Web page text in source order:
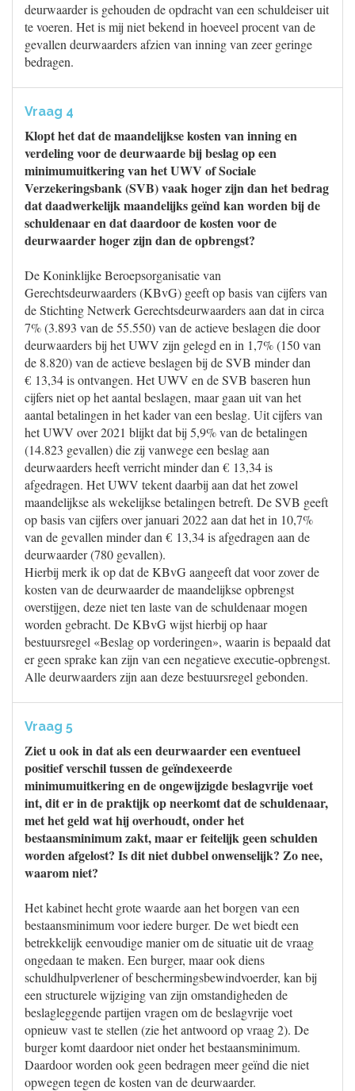
deurwaarder is gehouden de opdracht van een schuldeiser uit
te voeren. Het is mij niet bekend in hoeveel procent van de
gevallen deurwaarders afzien van inning van zeer geringe
bedragen.
Vraag 4
Klopt het dat de maandelijkse kosten van inning en
verdeling voor de deurwaarde bij beslag op een
minimumuitkering van het UWV of Sociale
Verzekeringsbank (SVB) vaak hoger zijn dan het bedrag
dat daadwerkelijk maandelijks geïnd kan worden bij de
schuldenaar en dat daardoor de kosten voor de
deurwaarder hoger zijn dan de opbrengst?
De Koninklijke Beroepsorganisatie van
Gerechtsdeurwaarders (KBvG) geeft op basis van cijfers van
de Stichting Netwerk Gerechtsdeurwaarders aan dat in circa
7% (3.893 van de 55.550) van de actieve beslagen die door
deurwaarders bij het UWV zijn gelegd en in 1,7% (150 van
de 8.820) van de actieve beslagen bij de SVB minder dan
€ 13,34 is ontvangen. Het UWV en de SVB baseren hun
cijfers niet op het aantal beslagen, maar gaan uit van het
aantal betalingen in het kader van een beslag. Uit cijfers van
het UWV over 2021 blijkt dat bij 5,9% van de betalingen
(14.823 gevallen) die zij vanwege een beslag aan
deurwaarders heeft verricht minder dan € 13,34 is
afgedragen. Het UWV tekent daarbij aan dat het zowel
maandelijkse als wekelijkse betalingen betreft. De SVB geeft
op basis van cijfers over januari 2022 aan dat het in 10,7%
van de gevallen minder dan € 13,34 is afgedragen aan de
deurwaarder (780 gevallen).
Hierbij merk ik op dat de KBvG aangeeft dat voor zover de
kosten van de deurwaarder de maandelijkse opbrengst
overstijgen, deze niet ten laste van de schuldenaar mogen
worden gebracht. De KBvG wijst hierbij op haar
bestuursregel «Beslag op vorderingen», waarin is bepaald dat
er geen sprake kan zijn van een negatieve executie-opbrengst.
Alle deurwaarders zijn aan deze bestuursregel gebonden.
Vraag 5
Ziet u ook in dat als een deurwaarder een eventueel
positief verschil tussen de geïndexeerde
minimumuitkering en de ongewijzigde beslagvrije voet
int, dit er in de praktijk op neerkomt dat de schuldenaar,
met het geld wat hij overhoudt, onder het
bestaansminimum zakt, maar er feitelijk geen schulden
worden afgelost? Is dit niet dubbel onwenselijk? Zo nee,
waarom niet?
Het kabinet hecht grote waarde aan het borgen van een
bestaansminimum voor iedere burger. De wet biedt een
betrekkelijk eenvoudige manier om de situatie uit de vraag
ongedaan te maken. Een burger, maar ook diens
schuldhulpverlener of beschermingsbewindvoerder, kan bij
een structurele wijziging van zijn omstandigheden de
beslagleggende partijen vragen om de beslagvrije voet
opnieuw vast te stellen (zie het antwoord op vraag 2). De
burger komt daardoor niet onder het bestaansminimum.
Daardoor worden ook geen bedragen meer geïnd die niet
opwegen tegen de kosten van de deurwaarder.